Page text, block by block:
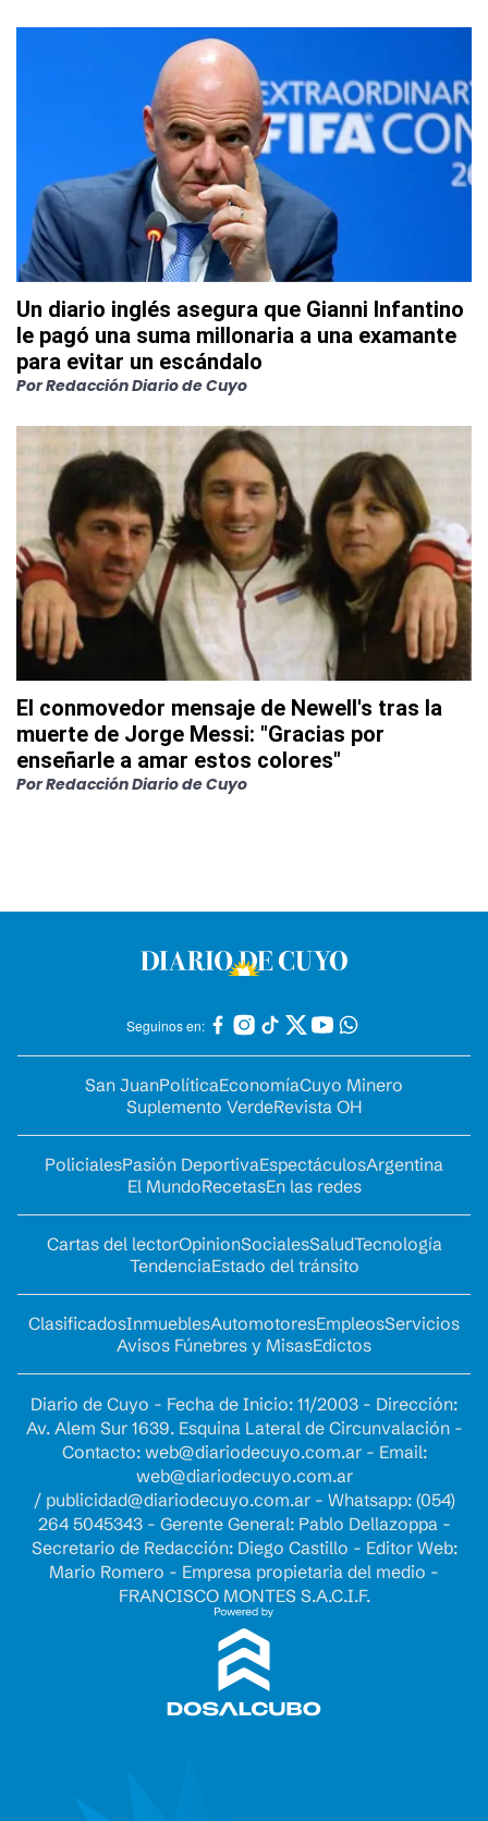
Un diario inglés asegura que Gianni Infantino
le pagó una suma millonaria a una examante
para evitar un escándalo
PorRedacción Diario de Cuyo
El conmovedor mensaje de Newell's tras la
muerte de Jorge Messi: "Gracias por
enseñarle a amar estos colores"
PorRedacción Diario de Cuyo
Seguinos en:
San JuanPolíticaEconomíaCuyo Minero
Suplemento VerdeRevista OH
PolicialesPasión DeportivaEspectáculosArgentina
El MundoRecetasEn las redes
Cartas del lectorOpinionSocialesSaludTecnología
TendenciaEstado del tránsito
ClasificadosInmueblesAutomotoresEmpleosServicios
Avisos Fúnebres y MisasEdictos
Diario de Cuyo - Fecha de Inicio: 11/2003 - Dirección:
Av. Alem Sur 1639. Esquina Lateral de Circunvalación -
Contacto: web@diariodecuyo.com.ar- Email:
web@diariodecuyo.com.ar
/ publicidad@diariodecuyo.com.ar- Whatsapp: (054)
264 5045343 - Gerente General: Pablo Dellazoppa -
Secretario de Redacción: Diego Castillo - Editor Web:
Mario Romero - Empresa propietaria del medio -
FRANCISCO MONTES S.A.C.I.F.